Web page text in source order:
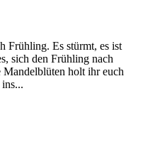
Frühling. Es stürmt, es ist
sich den Frühling nach
holt ihr euch